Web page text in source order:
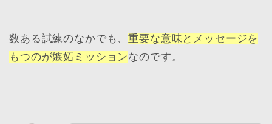
数ある試練のなかでも、重要な意味とメッセージを
もつのが嫉妬ミッションなのです。